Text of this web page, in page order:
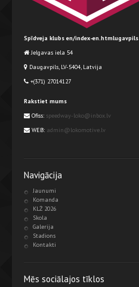
Spīdveja klubs en/index-en.htmlugavpils
Jelgavas iela 54
Daugavpils, LV-5404, Latvija
+(371) 27014127
Rakstiet mums
Ofiss: speedway-loko@inbox.lv
WEB: admin@lokomotive.lv
Navigācija
Jaunumi
Komanda
KLŻ 2026
Skola
Galerija
Stadions
Kontakti
Mēs sociālajos tīklos